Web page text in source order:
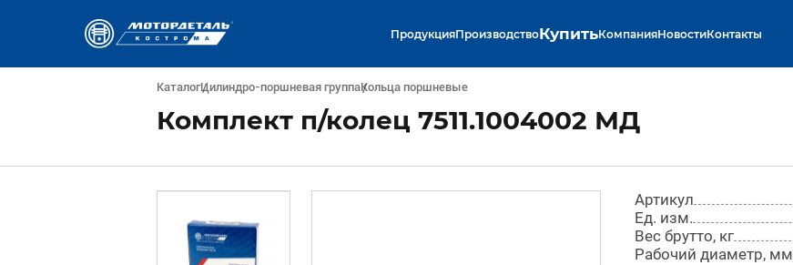
ПродукцияПроизводствоКупитьКомпанияНовостиКонтакты
КаталогЦилиндро-поршневая группаКольца поршневые
Комплект п/колец 7511.1004002 МД
Артикул
Ед. изм.
Вес брутто, кг
Рабочий диаметр, мм